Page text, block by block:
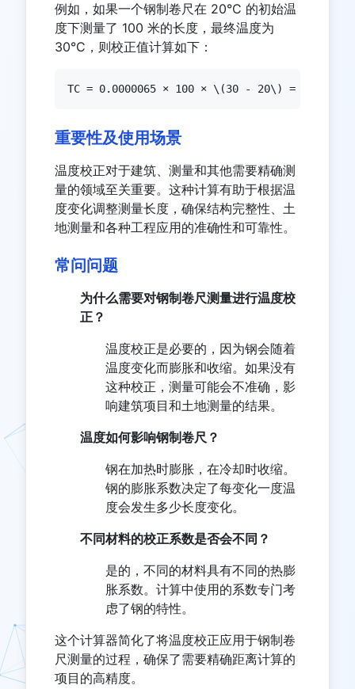
例如，如果一个钢制卷尺在 20°C 的初始温
度下测量了 100 米的长度，最终温度为
30°C，则校正值计算如下：
TC = 0.0000065 × 100 × \(30 - 20\) = 0.00065
重要性及使用场景
温度校正对于建筑、测量和其他需要精确测
量的领域至关重要。这种计算有助于根据温
度变化调整测量长度，确保结构完整性、土
地测量和各种工程应用的准确性和可靠性。
常问问题
为什么需要对钢制卷尺测量进行温度校
正？
温度校正是必要的，因为钢会随着
温度变化而膨胀和收缩。如果没有
这种校正，测量可能会不准确，影
响建筑项目和土地测量的结果。
温度如何影响钢制卷尺？
钢在加热时膨胀，在冷却时收缩。
钢的膨胀系数决定了每变化一度温
度会发生多少长度变化。
不同材料的校正系数是否会不同？
是的，不同的材料具有不同的热膨
胀系数。计算中使用的系数专门考
虑了钢的特性。
这个计算器简化了将温度校正应用于钢制卷
尺测量的过程，确保了需要精确距离计算的
项目的高精度。